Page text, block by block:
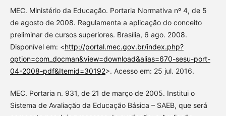
MEC. Ministério da Educação. Portaria Normativa nº 4, de 5
de agosto de 2008. Regulamenta a aplicação do conceito
preliminar de cursos superiores. Brasília, 6 ago. 2008.
Disponível em: <http://portal.mec.gov.br/index.php?
option=com_docman&view=download&alias=670-sesu-port-
04-2008-pdf&Itemid=30192>. Acesso em: 25 jul. 2016.
MEC. Portaria n. 931, de 21 de março de 2005. Institui o
Sistema de Avaliação da Educação Básica – SAEB, que será